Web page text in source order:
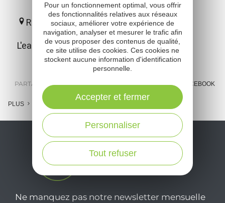
Rodez
L'eau à loisirs.
PARTAGER : E-MAIL MESSENGER FACEBOOK
PLUS
Ne manquez pas notre newsletter mensuelle
Pour un fonctionnement optimal, vous offrir
des fonctionnalités relatives aux réseaux
sociaux, améliorer votre expérience de
navigation, analyser et mesurer le trafic afin
de vous proposer des contenus de qualité,
ce site utilise des cookies. Ces cookies ne
stockent aucune information d'identification
personnelle.
Tout refuser
Personnaliser
Accepter et fermer